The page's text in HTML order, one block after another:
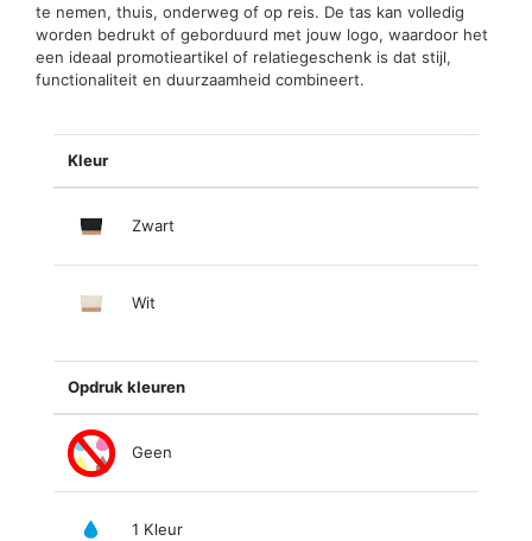
te nemen, thuis, onderweg of op reis. De tas kan volledig
worden bedrukt of geborduurd met jouw logo, waardoor het
een ideaal promotieartikel of relatiegeschenk is dat stijl,
functionaliteit en duurzaamheid combineert.
Kleur
Zwart
Wit
Opdruk kleuren
Geen
1 Kleur